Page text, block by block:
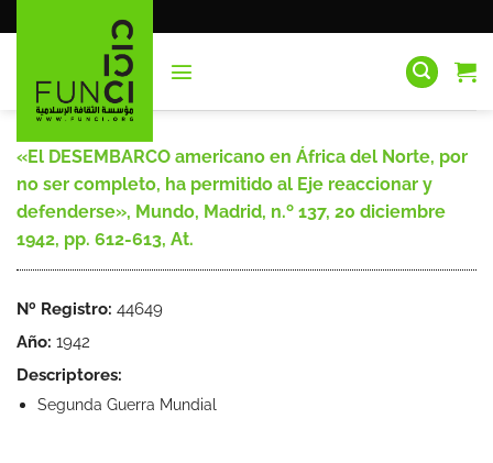
al
«El DESEMBARCO americano en África del Norte, por
no ser completo, ha permitido al Eje reaccionar y
defenderse», Mundo, Madrid, n.º 137, 20 diciembre
1942, pp. 612-613, At.
Nº Registro: 44649
Año: 1942
Descriptores:
Segunda Guerra Mundial